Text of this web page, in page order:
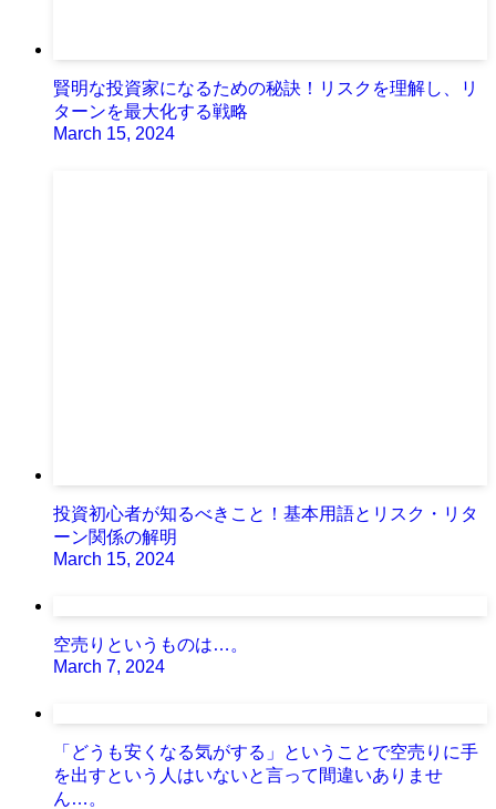
賢明な投資家になるための秘訣！リスクを理解し、リ
ターンを最大化する戦略
March 15, 2024
投資初心者が知るべきこと！基本用語とリスク・リタ
ーン関係の解明
March 15, 2024
空売りというものは…。
March 7, 2024
「どうも安くなる気がする」ということで空売りに手
を出すという人はいないと言って間違いありませ
ん…。